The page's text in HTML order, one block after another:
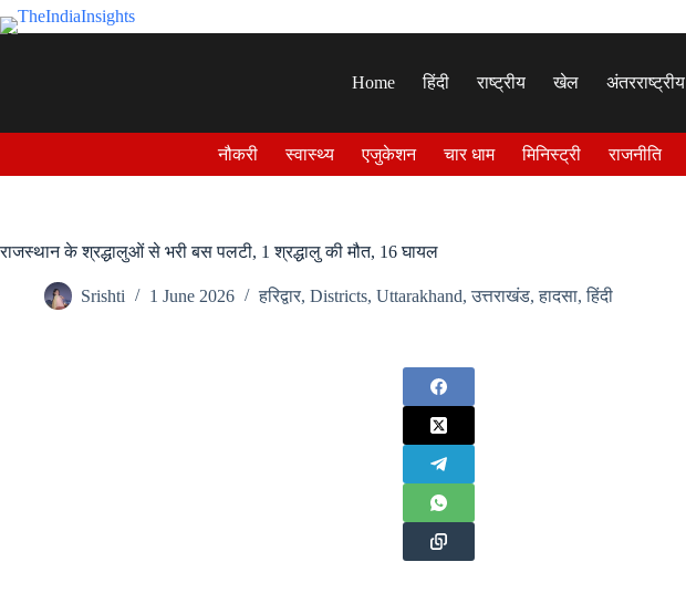
Skip
to
Home
हिंदी राष्ट्रीय खेल अंतरराष्ट्रीय
नौकरी स्वास्थ्य एजुकेशन चार धाम मिनिस्ट्री राजनीति
राजस्थान के श्रद्धालुओं से भरी बस पलटी, 1 श्रद्धालु की मौत, 16 घायल
Srishti 1 June 2026 हरिद्वार, Districts, Uttarakhand,उत्तराखंड,हादसा,हिंदी